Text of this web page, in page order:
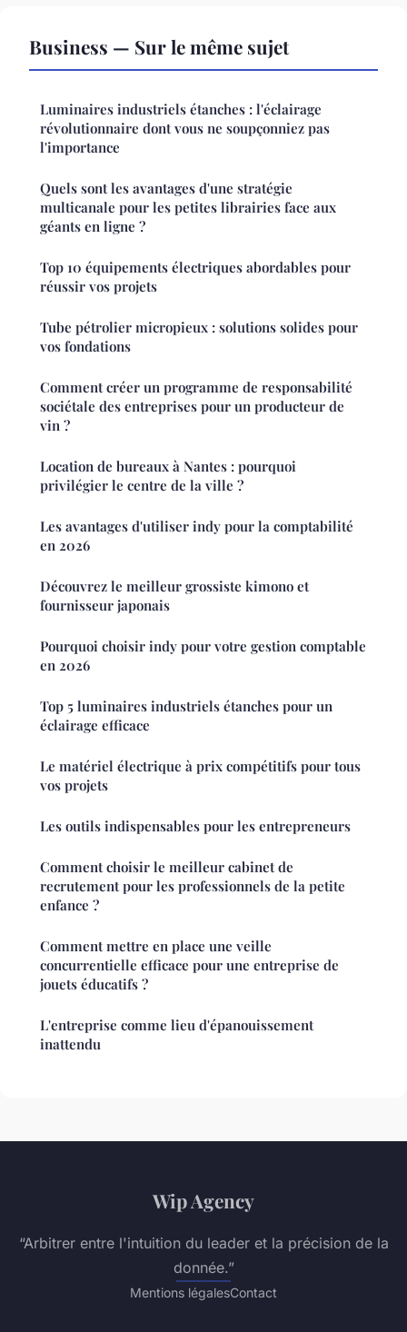
Business — Sur le même sujet
Luminaires industriels étanches : l'éclairage
révolutionnaire dont vous ne soupçonniez pas
l'importance
Quels sont les avantages d'une stratégie
multicanale pour les petites librairies face aux
géants en ligne ?
Top 10 équipements électriques abordables pour
réussir vos projets
Tube pétrolier micropieux : solutions solides pour
vos fondations
Comment créer un programme de responsabilité
sociétale des entreprises pour un producteur de
vin ?
Location de bureaux à Nantes : pourquoi
privilégier le centre de la ville ?
Les avantages d'utiliser indy pour la comptabilité
en 2026
Découvrez le meilleur grossiste kimono et
fournisseur japonais
Pourquoi choisir indy pour votre gestion comptable
en 2026
Top 5 luminaires industriels étanches pour un
éclairage efficace
Le matériel électrique à prix compétitifs pour tous
vos projets
Les outils indispensables pour les entrepreneurs
Comment choisir le meilleur cabinet de
recrutement pour les professionnels de la petite
enfance ?
Comment mettre en place une veille
concurrentielle efficace pour une entreprise de
jouets éducatifs ?
L'entreprise comme lieu d'épanouissement
inattendu
Wip Agency
“Arbitrer entre l'intuition du leader et la précision de la
donnée.”
Mentions légalesContact